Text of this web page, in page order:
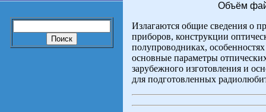
Объём
Излагаются общие сведения о
приборов, конструкции
полупроводниках,
основные параметры
зарубежного изготовления и
для подготовленных